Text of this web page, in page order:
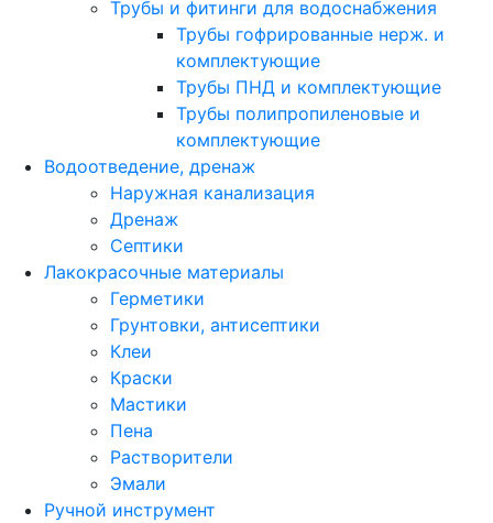
Трубы и фитинги для водоснабжения
Трубы гофрированные нерж. и
комплектующие
Трубы ПНД и комплектующие
Трубы полипропиленовые и
комплектующие
Водоотведение, дренаж
Наружная канализация
Дренаж
Септики
Лакокрасочные материалы
Герметики
Грунтовки, антисептики
Клеи
Краски
Мастики
Пена
Растворители
Эмали
Ручной инструмент